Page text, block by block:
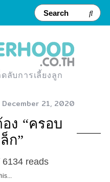
ลับการเลี้ยงลูก
December 21, 2020
ง “ครอบ
ก”
6134 reads